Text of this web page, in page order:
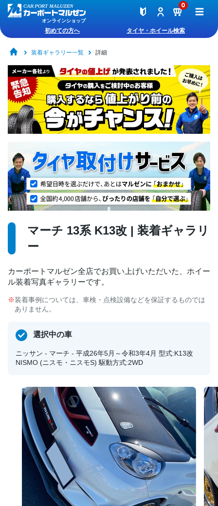
オンラインショップ
0
初めての方へ タイヤ・ホイール検索
装着ギャラリー一覧 詳細
マーチ 13系 K13改 | 装着ギャラリ
ー
カーポートマルゼン全店でお買い上げいただいた、ホイー
ル装着写真ギャラリーです。
装着事例については、車検・点検設備などを保証するものでは
ありません。
選択中の車
ニッサン - マーチ - 平成26年5月～令和3年4月 型式:K13改
NISMO (ニスモ・ニスモS) 駆動方式:2WD